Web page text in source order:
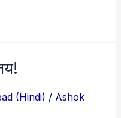
(Hindi) / Ashok